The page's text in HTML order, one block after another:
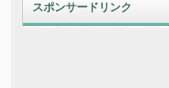
スポンサードリンク